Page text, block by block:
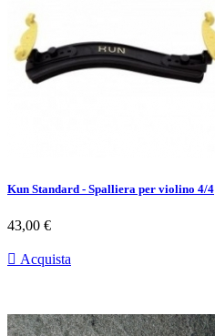
Kun Standard - Spalliera per violino 4/4
Prezzo
43,00 €
 Acquista